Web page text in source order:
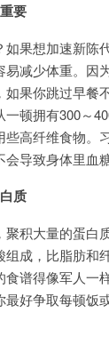
要
如果想加速新陈
易减少体重。因
如果你跳过早餐
一顿拥有300～
些高纤维食物。
导致身体里血
质
聚积大量的蛋白
组成，比脂肪和
食谱得像军人一
最好争取每顿饭